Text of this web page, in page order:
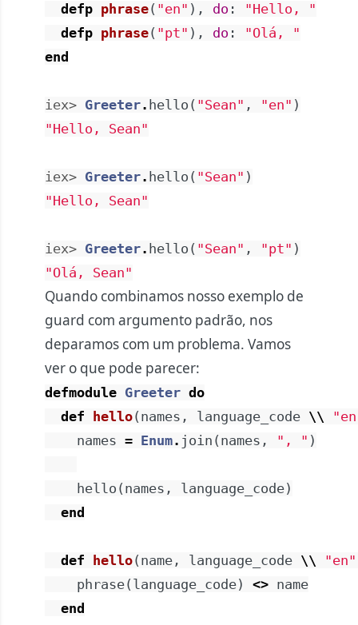
defp phrase( "en" ) , do :
"Hello, "
defp phrase( "pt" ) , do :
"Olá, "
end
iex> Greeter. hello ( "Sean" , "en" )
"Hello, Sean"
iex> Greeter. hello ( "Sean" )
"Hello, Sean"
iex> Greeter. hello ( "Sean" , "pt" )
"Olá, Sean"
Quando combinamos nosso exemplo de
guard com argumento padrão, nos
deparamos com um problema. Vamos
ver o que pode parecer:
defmodule Greeter do
def
hello( names , language_code \\
names = Enum. join ( names , ", " )
hello ( names , language_code)
end
def hello( name , language_code \\ "en"
phrase( language_code) <> name
end